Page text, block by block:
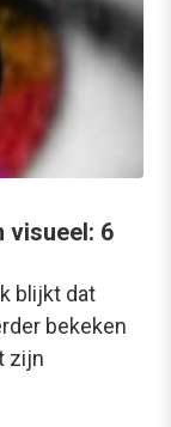
visueel: 6
blijkt dat
bekeken
zijn